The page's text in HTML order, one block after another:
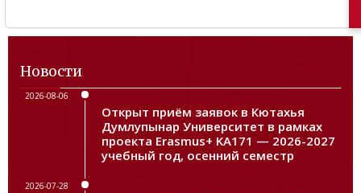
Новости
2026-08-06
Открыт приём заявок в Кютахья
Думлупынар Университет в рамках
проекта Erasmus+ KA171 — 2026-2027
учебный год, осенний семестр
2026-07-28